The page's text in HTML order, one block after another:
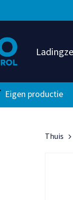
Eigen productie
Thuis